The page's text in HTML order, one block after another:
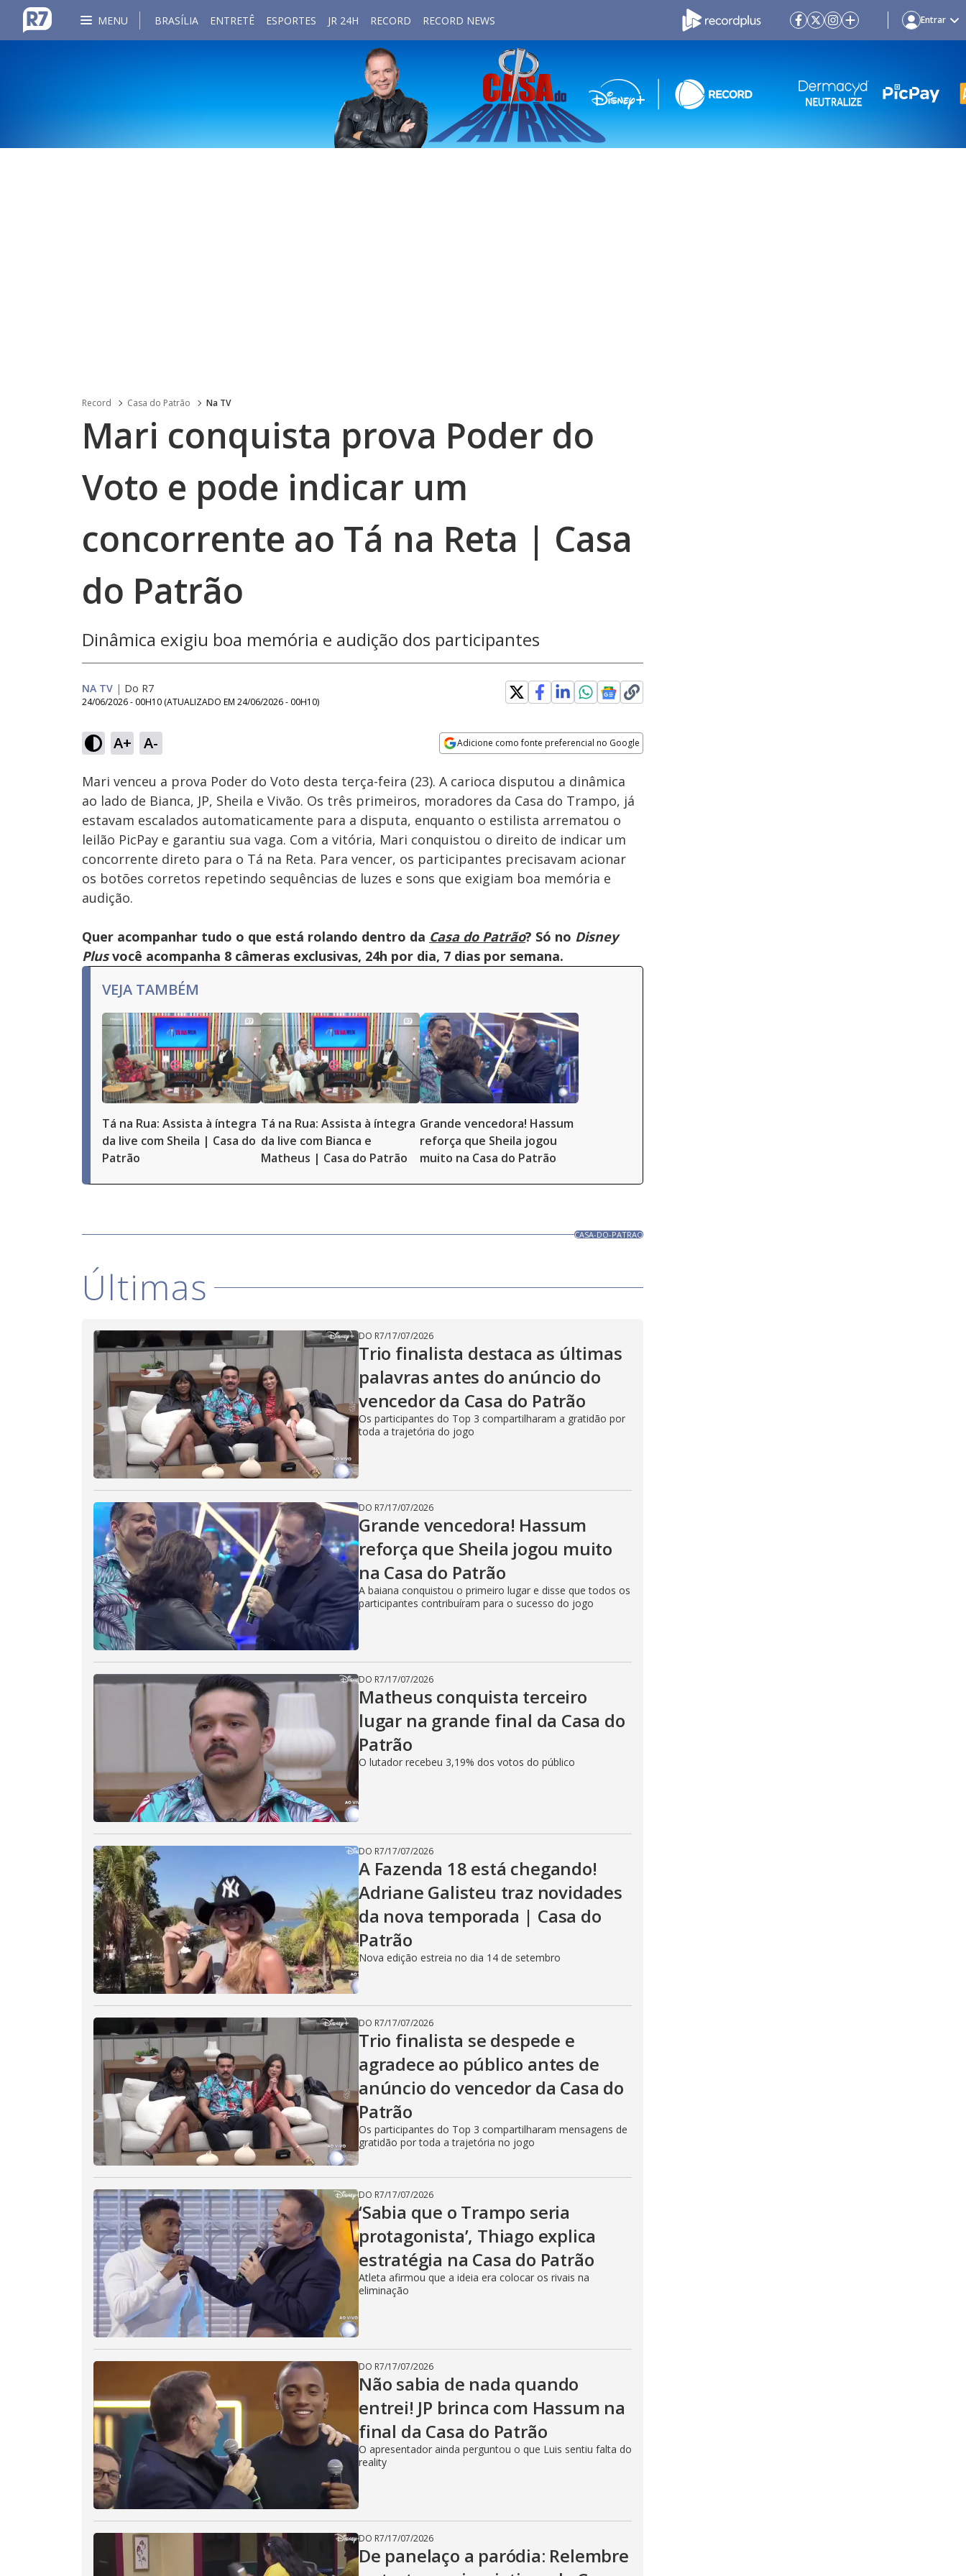
MENU BRASÍLIA ENTRETÊ ESPORTES JR 24H RECORD RECORD NEWS Entrar
Record Casa do Patrão Na TV
Mari conquista prova Poder do
Voto e pode indicar um
concorrente ao Tá na Reta | Casa
do Patrão
Dinâmica exigiu boa memória e audição dos participantes
NA TV | Do R7
24/06/2026 - 00H10 (ATUALIZADO EM 24/06/2026 - 00H10)
A+ A- Adicione como fonte preferencial no Google
Ativar
Som
6.92%
Velocidade
Mari venceu a prova Poder do Voto desta terça-feira (23). A carioca disputou a dinâmica
ao lado de Bianca, JP, Sheila e Vivão. Os três primeiros, moradores da Casa do Trampo, já
estavam escalados automaticamente para a disputa, enquanto o estilista arrematou o
leilão PicPay e garantiu sua vaga. Com a vitória, Mari conquistou o direito de indicar um
concorrente direto para o Tá na Reta. Para vencer, os participantes precisavam acionar
os botões corretos repetindo sequências de luzes e sons que exigiam boa memória e
audição.
Quer acompanhar tudo o que está rolando dentro da Casa do Patrão? Só no Disney
Plusvocê acompanha 8 câmeras exclusivas, 24h por dia, 7 dias por semana.
VEJA TAMBÉM
Tá na Rua: Assista à íntegra
da live com Sheila | Casa do
Patrão
Tá na Rua: Assista à íntegra
da live com Bianca e
Matheus | Casa do Patrão
Grande vencedora! Hassum
reforça que Sheila jogou
muito na Casa do Patrão
CASA-DO-PATRAO
Últimas
DO R7/17/07/2026
Trio finalista destaca as últimas
palavras antes do anúncio do
vencedor da Casa do Patrão
Os participantes do Top 3 compartilharam a gratidão por
toda a trajetória do jogo
DO R7/17/07/2026
Grande vencedora! Hassum
reforça que Sheila jogou muito
na Casa do Patrão
A baiana conquistou o primeiro lugar e disse que todos os
participantes contribuíram para o sucesso do jogo
DO R7/17/07/2026
Matheus conquista terceiro
lugar na grande final da Casa do
Patrão
O lutador recebeu 3,19% dos votos do público
DO R7/17/07/2026
A Fazenda 18 está chegando!
Adriane Galisteu traz novidades
da nova temporada | Casa do
Patrão
Nova edição estreia no dia 14 de setembro
DO R7/17/07/2026
Trio finalista se despede e
agradece ao público antes de
anúncio do vencedor da Casa do
Patrão
Os participantes do Top 3 compartilharam mensagens de
gratidão por toda a trajetória no jogo
DO R7/17/07/2026
‘Sabia que o Trampo seria
protagonista’, Thiago explica
estratégia na Casa do Patrão
Atleta afirmou que a ideia era colocar os rivais na
eliminação
DO R7/17/07/2026
Não sabia de nada quando
entrei! JP brinca com Hassum na
final da Casa do Patrão
O apresentador ainda perguntou o que Luis sentiu falta do
reality
DO R7/17/07/2026
De panelaço a paródia: Relembre